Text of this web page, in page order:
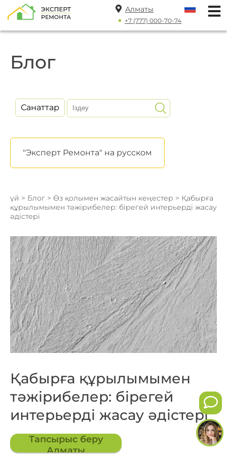
Алматы
+7 (777) 000-70-74
Блог
Санаттар
"Эксперт Ремонта" на русском
үй > Блог > Өз қолымен жасайтын кеңестер > Қабырға
құрылымымен тәжірибелер: бірегей интерьерді жасау
әдістері
Қабырға құрылымымен
тәжірибелер: бірегей
интерьерді жасау әдістері
Тапсырыс беру
Алматы